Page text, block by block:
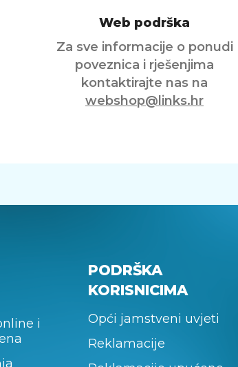
Web podrška
Za sve informacije o ponudi
poveznica i rješenjima
kontaktirajte nas na
webshop@links.hr
i
PODRŠKA
KORISNICIMA
Opći jamstveni uvjeti
Reklamacije